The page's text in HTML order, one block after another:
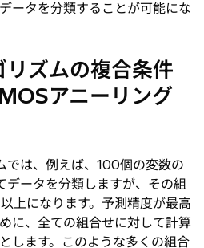
ータを分類することが可能にな
ズムの複合条件
アニーリング
では、例えば、100個の変数の
データを分類しますが、その組
上になります。予測精度が最高
に、全ての組合せに対して計算
します。このような多くの組合